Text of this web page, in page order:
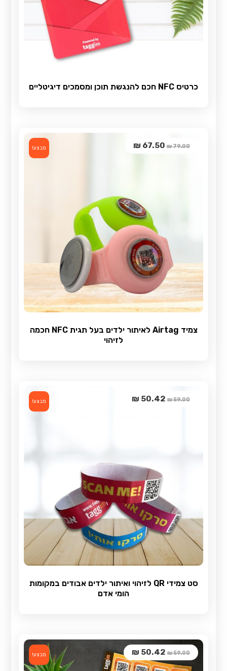
כרטיס NFC חכם להנגשת תוכן ומסמכים דיגיטליים
צמיד Airtag לאיתור ילדים בעל תגית NFC חכמה
לזיהוי
79.00
₪
67.50
₪ מבצע!
סט צמידי QR לזיהוי ואיתור ילדים אבודים במקומות
הומי אדם
59.00
₪
50.42
₪ מבצע!
59.00
₪
50.42
₪ מבצע!